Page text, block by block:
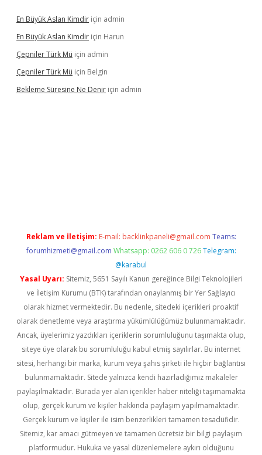
En Büyük Aslan Kimdir için admin
En Büyük Aslan Kimdir için Harun
Çepniler Türk Mü için admin
Çepniler Türk Mü için Belgin
Bekleme Süresine Ne Denir için admin
Reklam ve İletişim: E-mail: backlinkpaneli@gmail.com Teams:
forumhizmeti@gmail.com Whatsapp: 0262 606 0 726 Telegram:
@karabul
Yasal Uyarı: Sitemiz, 5651 Sayılı Kanun gereğince Bilgi Teknolojileri
ve İletişim Kurumu (BTK) tarafından onaylanmış bir Yer Sağlayıcı
olarak hizmet vermektedir. Bu nedenle, sitedeki içerikleri proaktif
olarak denetleme veya araştırma yükümlülüğümüz bulunmamaktadır.
Ancak, üyelerimiz yazdıkları içeriklerin sorumluluğunu taşımakta olup,
siteye üye olarak bu sorumluluğu kabul etmiş sayılırlar. Bu internet
sitesi, herhangi bir marka, kurum veya şahıs şirketi ile hiçbir bağlantısı
bulunmamaktadır. Sitede yalnızca kendi hazırladığımız makaleler
paylaşılmaktadır. Burada yer alan içerikler haber niteliği taşımamakta
olup, gerçek kurum ve kişiler hakkında paylaşım yapılmamaktadır.
Gerçek kurum ve kişiler ile isim benzerlikleri tamamen tesadüfidir.
Sitemiz, kar amacı gütmeyen ve tamamen ücretsiz bir bilgi paylaşım
platformudur. Hukuka ve yasal düzenlemelere aykırı olduğunu